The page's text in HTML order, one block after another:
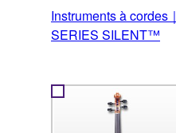
Instruments à cordes｜
SERIES SILENT™